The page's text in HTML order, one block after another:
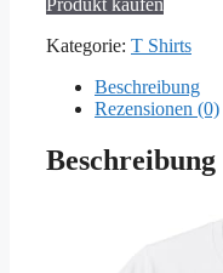
Produkt kaufen
Kategorie: T Shirts
Beschreibung
Rezensionen (0)
Beschreibung